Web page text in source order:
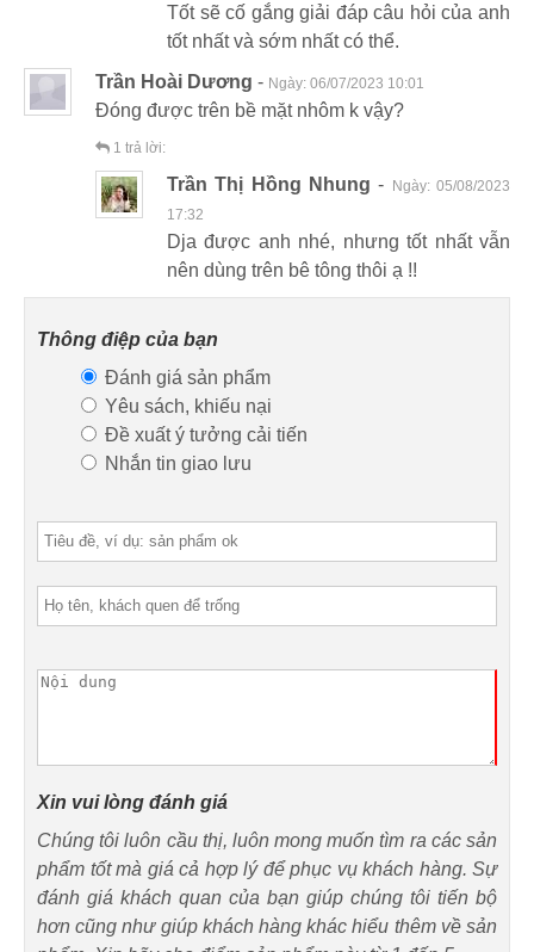
Tốt sẽ cố gắng giải đáp câu hỏi của anh
tốt nhất và sớm nhất có thể.
Trần Hoài Dương - Ngày: 06/07/2023 10:01
Đóng được trên bề mặt nhôm k vậy?
1 trả lời:
Trần Thị Hồng Nhung - Ngày:05/08/2023
17:32
Dja được anh nhé, nhưng tốt nhất vẫn
nên dùng trên bê tông thôi ạ !!
Thông điệp của bạn
Đánh giá sản phẩm
Yêu sách, khiếu nại
Đề xuất ý tưởng cải tiến
Nhắn tin giao lưu
Xin vui lòng đánh giá
Chúng tôi luôn cầu thị, luôn mong muốn tìm ra các sản
phẩm tốt mà giá cả hợp lý để phục vụ khách hàng. Sự
đánh giá khách quan của bạn giúp chúng tôi tiến bộ
hơn cũng như giúp khách hàng khác hiểu thêm về sản